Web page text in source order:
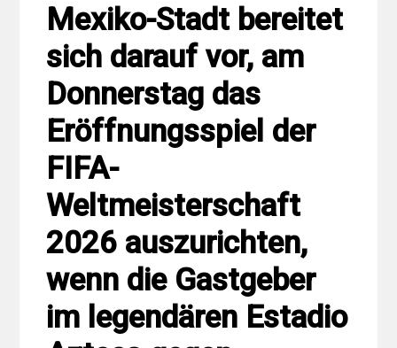
Mexiko-Stadt bereitet
sich darauf vor, am
Donnerstag das
Eröffnungsspiel der
FIFA-
Weltmeisterschaft
2026 auszurichten,
wenn die Gastgeber
im legendären Estadio